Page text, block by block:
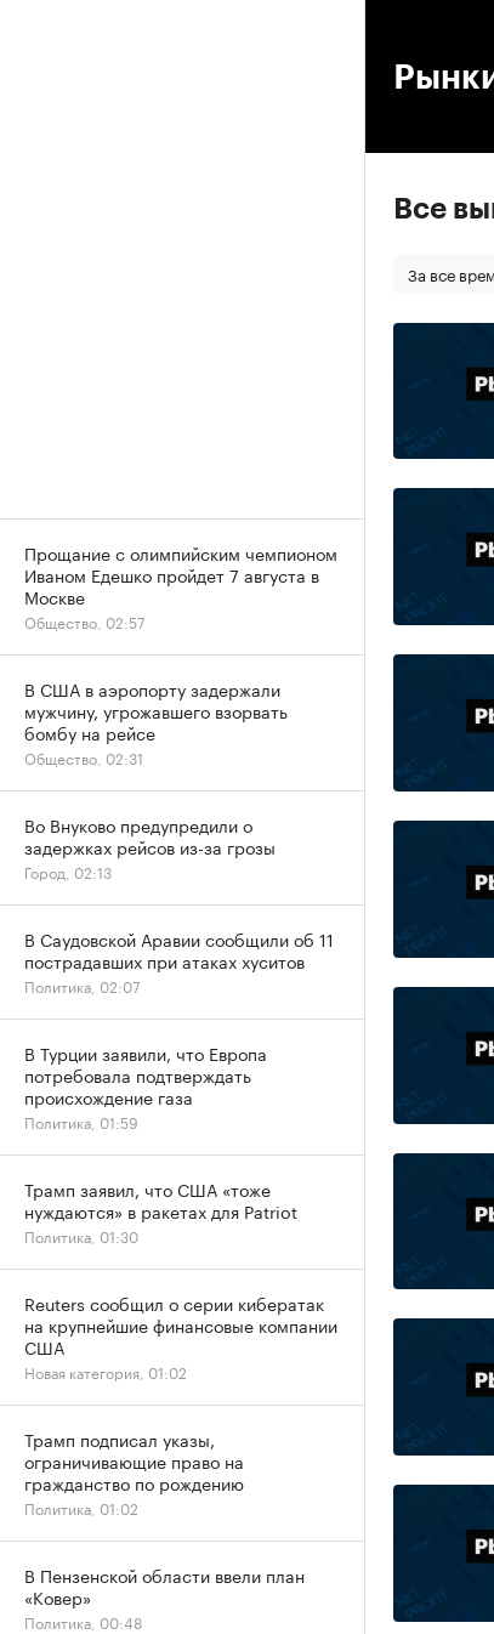
Все
За все
Прощание с олимпийским чемпионом
Иваном Едешко пройдет 7 августа в
Москве
Общество, 02:57
В США в аэропорту задержали
мужчину, угрожавшего взорвать
бомбу на рейсе
Общество, 02:31
Во Внуково предупредили о
задержках рейсов из-за грозы
Город, 02:13
В Саудовской Аравии сообщили об 11
пострадавших при атаках хуситов
Политика, 02:07
В Турции заявили, что Европа
потребовала подтверждать
происхождение газа
Политика, 01:59
Трамп заявил, что США «тоже
нуждаются» в ракетах для Patriot
Политика, 01:30
Reuters сообщил о серии кибератак
на крупнейшие финансовые компании
США
Новая категория, 01:02
Трамп подписал указы,
ограничивающие право на
гражданство по рождению
Политика, 01:02
В Пензенской области ввели план
«Ковер»
Политика, 00:48